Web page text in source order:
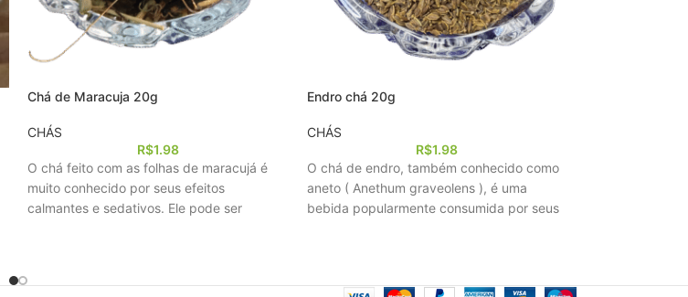
Chá de Maracuja 20g
CHÁS
R$1.98
O chá feito com as folhas de maracujá é
muito conhecido por seus efeitos
calmantes e sedativos. Ele pode ser
Endro chá 20g
CHÁS
R$1.98
O chá de endro, também conhecido como
aneto ( Anethum graveolens ), é uma
bebida popularmente consumida por seus